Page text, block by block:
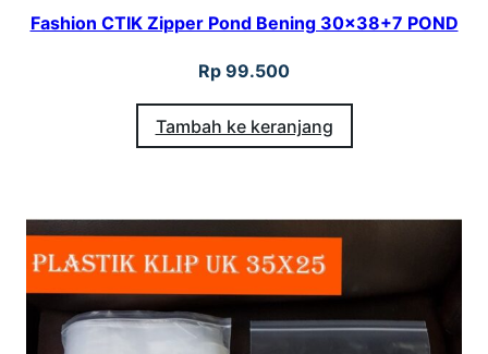
Fashion CTIK Zipper Pond Bening 30×38+7 POND
Rp 99.500
Tambah ke keranjang